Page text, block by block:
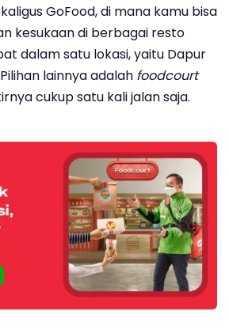
GoFood, di mana kamu bisa
kesukaan di berbagai resto
dalam satu lokasi, yaitu Dapur
lainnya adalah foodcourt
cukup satu kali jalan saja.